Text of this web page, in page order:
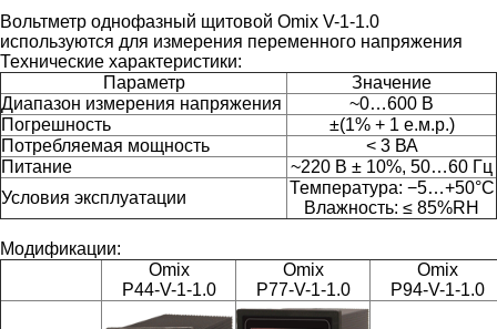
Вольтметр однофазный щитовой Omix V-1-1.0
используются для измерения переменного напряжения
Технические характеристики:
Параметр
Значение
Диапазон измерения напряжения
~0…600 В
Погрешность
±(1% + 1 е.м.р.)
Потребляемая мощность
< 3 ВА
Питание
~220 В ± 10%, 50…60 Гц
Условия эксплуатации
Температура: −5…+50°С
Влажность: ≤ 85%RH
Модификации:
Omix
P44-V-1-1.0
Omix
P77-V-1-1.0
Omix
P94-V-1-1.0